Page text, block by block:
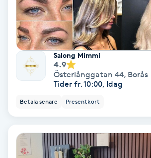
Hälsa
Hälsprickor
Idrottsmassage
IPL hårborttagning
Salong Mimmi
4.9
Österlånggatan 44, Borås
Tider fr. 10:00, Idag
Betala senare Presentkort